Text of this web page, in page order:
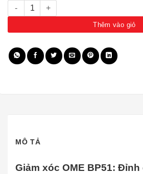
Giảm xóc OME BP51 - Nissan Patrol GQ
Thêm vào giỏ
MÔ TẢ
Giảm xóc OME BP51: